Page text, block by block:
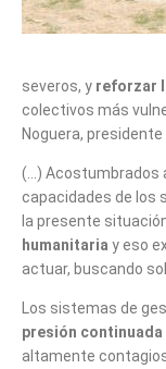
severos, y reforzar
colectivos más
Noguera, presidente
(…) Acostumbrados
capacidades de los
la presente
humanitaria y eso
actuar, buscando
Los sistemas de
presión continuada
altamente